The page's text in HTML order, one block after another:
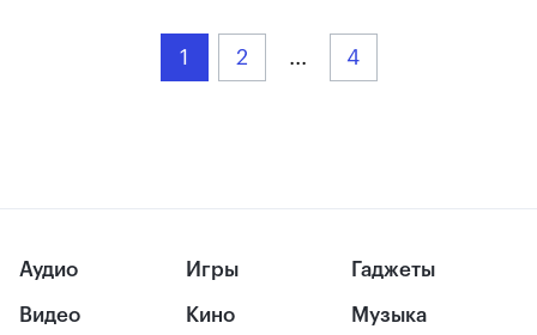
1 2 ... 4
Аудио
Видео
Игры
Кино
Гаджеты
Музыка